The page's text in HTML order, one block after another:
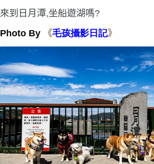
來到日月潭,坐船遊湖嗎?
Photo By
《毛孩攝影日 記》